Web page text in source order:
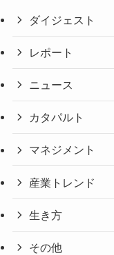
ダイジェスト
レポート
ニュース
カタパルト
マネジメント
産業トレンド
生き方
その他